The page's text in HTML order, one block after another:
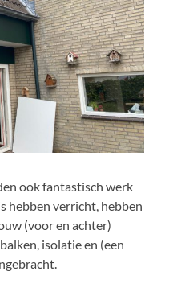
ook fantastisch werk
hebben verricht, hebben
(voor en achter)
isolatie en (een